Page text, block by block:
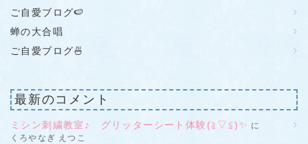
ご自愛ブログ🍉
蝉の大合唱
ご自愛ブログ🍜
最新のコメント
ミシン刺繍教室♪ グリッターシート体験(≧▽≦)✨ に
くろやなぎ えつこ